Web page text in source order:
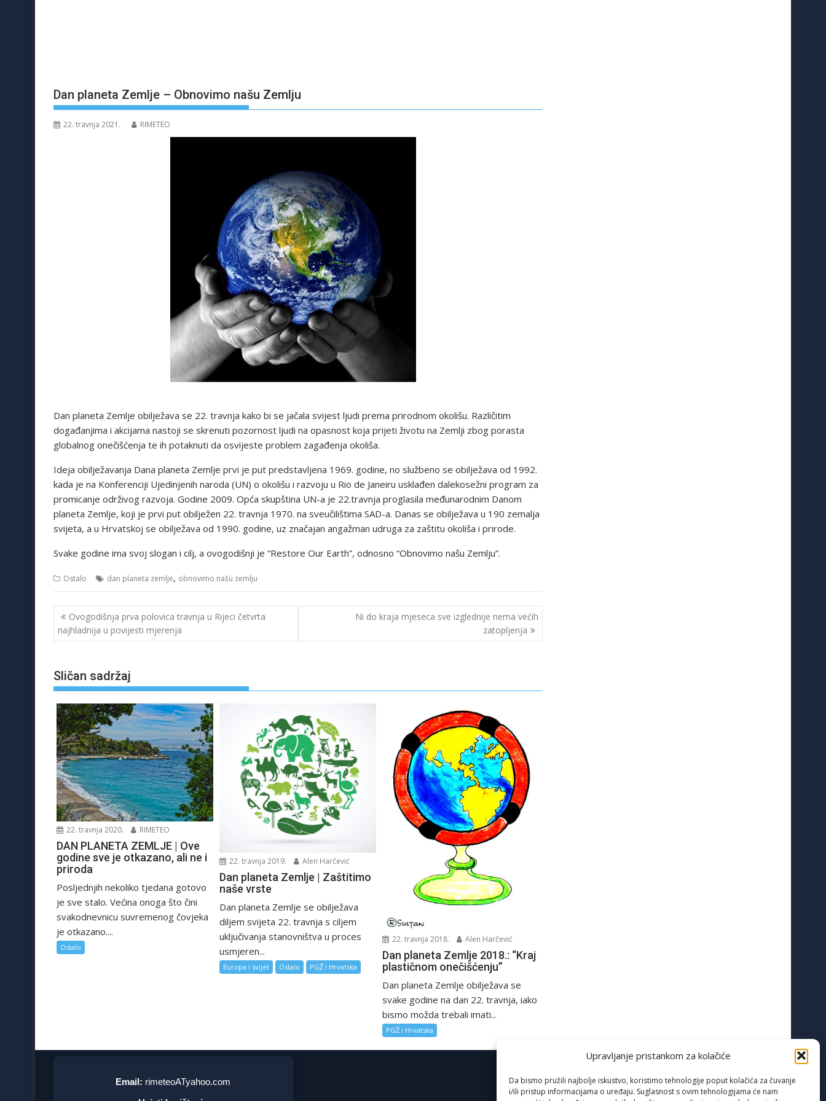
Upravljanje pristankom za kolačiće
Da bismo pružili najbolje iskustvo, koristimo tehnologije poput kolačića za čuvanje
i/ili pristup informacijama o uređaju. Suglasnost s ovim tehnologijama će nam
Dan planeta Zemlje – Obnovimo našu Zemlju
22. travnja 2021. RIMETEO
Dan planeta Zemlje obilježava se 22. travnja kako bi se jačala svijest ljudi prema prirodnom okolišu. Različitim
događanjima i akcijama nastoji se skrenuti pozornost ljudi na opasnost koja prijeti životu na Zemlji zbog porasta
globalnog onečišćenja te ih potaknuti da osvijeste problem zagađenja okoliša.
Ideja obilježavanja Dana planeta Zemlje prvi je put predstavljena 1969. godine, no službeno se obilježava od 1992.
kada je na Konferenciji Ujedinjenih naroda (UN) o okolišu i razvoju u Rio de Janeiru usklađen dalekosežni program za
promicanje održivog razvoja. Godine 2009. Opća skupština UN-a je 22.travnja proglasila međunarodnim Danom
planeta Zemlje, koji je prvi put obilježen 22. travnja 1970. na sveučilištima SAD-a. Danas se obilježava u 190 zemalja
svijeta, a u Hrvatskoj se obilježava od 1990. godine, uz značajan angažman udruga za zaštitu okoliša i prirode.
Svake godine ima svoj slogan i cilj, a ovogodišnji je “Restore Our Earth”, odnosno “Obnovimo našu Zemlju”.
Ostalo dan planeta zemlje, obnovimo našu zemlju
Navigacija
objava
Ovogodišnja prva polovica travnja u Rijeci četvrta
najhladnija u povijesti mjerenja
Ni do kraja mjeseca sve izglednije nema većih
zatopljenja
Sličan sadržaj
22. travnja 2020. RIMETEO
DAN PLANETA ZEMLJE | Ove
godine sve je otkazano, ali ne i
priroda
Posljednjih nekoliko tjedana gotovo
je sve stalo. Većina onoga što čini
svakodnevnicu suvremenog čovjeka
je otkazano....
Ostalo
22. travnja 2019. Alen Harčević
Dan planeta Zemlje | Zaštitimo
naše vrste
Dan planeta Zemlje se obilježava
diljem svijeta 22. travnja s ciljem
uključivanja stanovništva u proces
usmjeren...
Europa i svijet Ostalo PGŽ i Hrvatska
22. travnja 2018. Alen Harčević
Dan planeta Zemlje 2018.: “Kraj
plastičnom onečišćenju”
Dan planeta Zemlje obilježava se
svake godine na dan 22. travnja, iako
bismo možda trebali imati...
PGŽ i Hrvatska
Email: rimeteoATyahoo.com